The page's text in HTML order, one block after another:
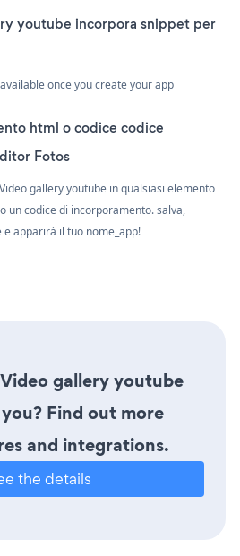
youtube incorpora snippet per
once you create your app
html o codice codice
Fotos
gallery youtube in qualsiasi elemento
un codice di incorporamento. salva,
apparirà il tuo nome_app!
gallery youtube
Find out more
and integrations.
the details